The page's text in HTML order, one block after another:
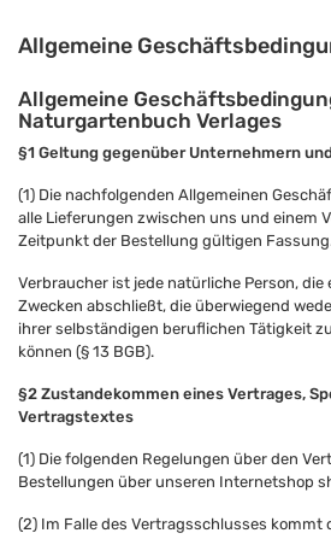
Allgemeine
Allgemeine
Naturgartenbuch Verlages
§1 Geltung gegenüber Unternehmern
(1) Die nachfolgenden Allgemeinen
alle Lieferungen zwischen uns und einem
Zeitpunkt der Bestellung gültigen
Verbraucher ist jede natürliche Person,
Zwecken abschließt, die überwiegend
ihrer selbständigen beruflichen Tätigkeit
können (§ 13 BGB).
§2 Zustandekommen eines Vertrages,
Vertragstextes
(1) Die folgenden Regelungen über den
Bestellungen über unseren Internetshop
(2) Im Falle des Vertragsschlusses kommt